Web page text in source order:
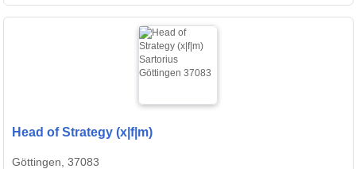
Head of Strategy (x|f|m)
Göttingen, 37083